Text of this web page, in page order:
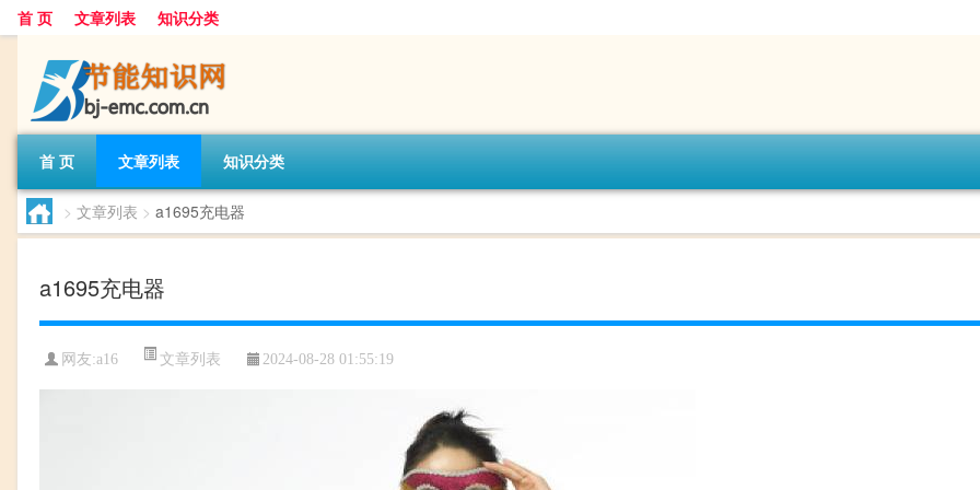
首 页 文章列表 知识分类
首 页 文章列表 知识分类
> 文章列表 > a1695充电器
a1695充电器
网友:a16 文章列表 2024-08-28 01:55:19